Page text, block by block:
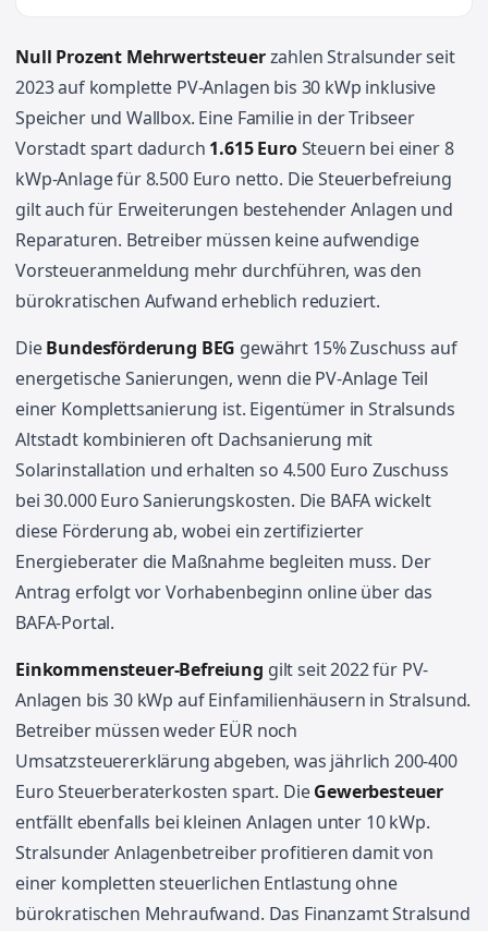
Null Prozent Mehrwertsteuerzahlen Stralsunder seit
2023 auf komplette PV-Anlagen bis 30 kWp inklusive
Speicher und Wallbox. Eine Familie in der Tribseer
Vorstadt spart dadurch 1.615 EuroSteuern bei einer 8
kWp-Anlage für 8.500 Euro netto. Die Steuerbefreiung
gilt auch für Erweiterungen bestehender Anlagen und
Reparaturen. Betreiber müssen keine aufwendige
Vorsteueranmeldung mehr durchführen, was den
bürokratischen Aufwand erheblich reduziert.
DieBundesförderung BEG gewährt 15% Zuschuss auf
energetische Sanierungen, wenn die PV-Anlage Teil
einer Komplettsanierung ist. Eigentümer in Stralsunds
Altstadt kombinieren oft Dachsanierung mit
Solarinstallation und erhalten so 4.500 Euro Zuschuss
bei 30.000 Euro Sanierungskosten. Die BAFA wickelt
diese Förderung ab, wobei ein zertifizierter
Energieberater die Maßnahme begleiten muss. Der
Antrag erfolgt vor Vorhabenbeginn online über das
BAFA-Portal.
Einkommensteuer-Befreiung gilt seit 2022 für PV-
Anlagen bis 30 kWp auf Einfamilienhäusern in Stralsund.
Betreiber müssen weder EÜR noch
Umsatzsteuererklärung abgeben, was jährlich 200-400
Euro Steuerberaterkosten spart. DieGewerbesteuer
entfällt ebenfalls bei kleinen Anlagen unter 10 kWp.
Stralsunder Anlagenbetreiber profitieren damit von
einer kompletten steuerlichen Entlastung ohne
bürokratischen Mehraufwand. Das Finanzamt Stralsund